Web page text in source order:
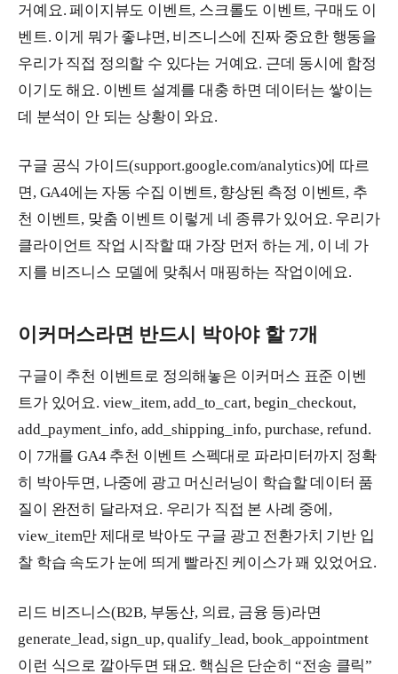
거예요. 페이지뷰도 이벤트, 스크롤도 이벤트, 구매도 이
벤트. 이게 뭐가 좋냐면, 비즈니스에 진짜 중요한 행동을
우리가 직접 정의할 수 있다는 거예요. 근데 동시에 함정
이기도 해요. 이벤트 설계를 대충 하면 데이터는 쌓이는
데 분석이 안 되는 상황이 와요.
구글 공식 가이드(support.google.com/analytics)에 따르
면, GA4에는 자동 수집 이벤트, 향상된 측정 이벤트, 추
천 이벤트, 맞춤 이벤트 이렇게 네 종류가 있어요. 우리가
클라이언트 작업 시작할 때 가장 먼저 하는 게, 이 네 가
지를 비즈니스 모델에 맞춰서 매핑하는 작업이에요.
이커머스라면 반드시 박아야 할 7개
구글이 추천 이벤트로 정의해놓은 이커머스 표준 이벤
트가 있어요. view_item, add_to_cart, begin_checkout,
add_payment_info, add_shipping_info, purchase, refund.
이 7개를 GA4 추천 이벤트 스펙대로 파라미터까지 정확
히 박아두면, 나중에 광고 머신러닝이 학습할 데이터 품
질이 완전히 달라져요. 우리가 직접 본 사례 중에,
view_item만 제대로 박아도 구글 광고 전환가치 기반 입
찰 학습 속도가 눈에 띄게 빨라진 케이스가 꽤 있었어요.
리드 비즈니스(B2B, 부동산, 의료, 금융 등)라면
generate_lead, sign_up, qualify_lead, book_appointment
이런 식으로 깔아두면 돼요. 핵심은 단순히 “전송 클릭”